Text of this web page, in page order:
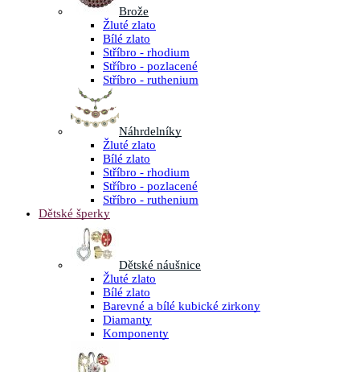
Brože
Žluté zlato
Bílé zlato
Stříbro - rhodium
Stříbro - pozlacené
Stříbro - ruthenium
Náhrdelníky
Žluté zlato
Bílé zlato
Stříbro - rhodium
Stříbro - pozlacené
Stříbro - ruthenium
Dětské šperky
Dětské náušnice
Žluté zlato
Bílé zlato
Barevné a bílé kubické zirkony
Diamanty
Komponenty